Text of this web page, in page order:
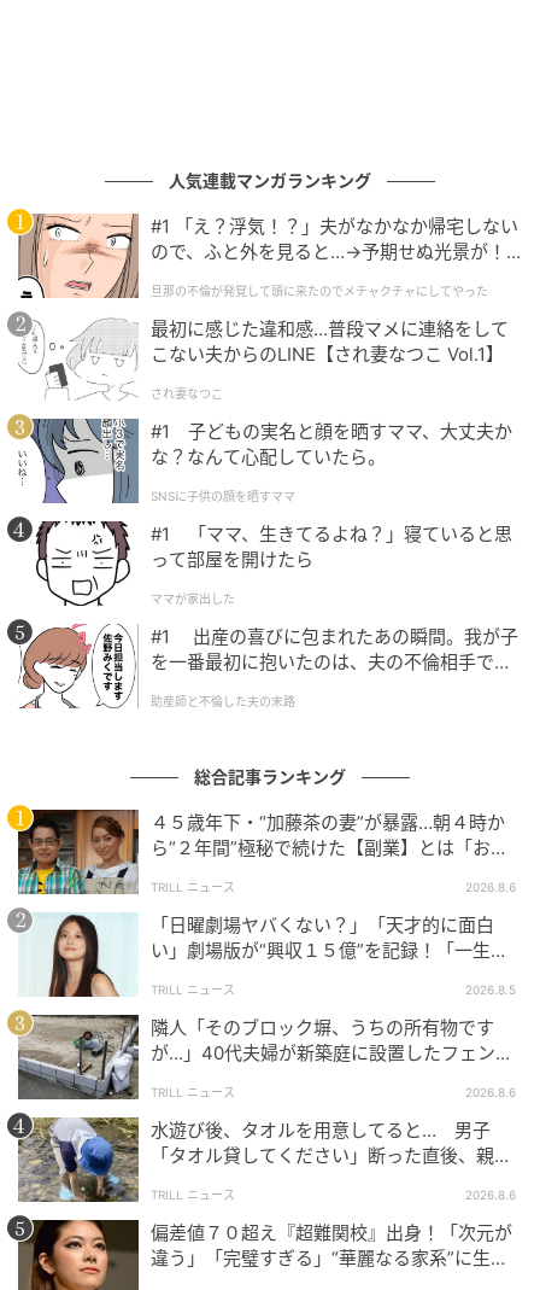
人気連載マンガランキング
#1 「え？浮気！？」夫がなかなか帰宅しない
ので、ふと外を見ると…→予期せぬ光景が！
クチャにしてやった
旦那の不倫が発覚して頭に来たのでメチャクチャにしてやった
最初に感じた違和感…普段マメに連絡をして
こない夫からのLINE【され妻なつこ Vol.1】
され妻なつこ
#1 子どもの実名と顔を晒すママ、大丈夫か
な？なんて心配していたら。
SNSに子供の顔を晒すママ
#1 「ママ、生きてるよね？」寝ていると思
って部屋を開けたら
ママが家出した
#1 出産の喜びに包まれたあの瞬間。我が子
を一番最初に抱いたのは、夫の不倫相手でし
助産師と不倫した夫の末路
総合記事ランキング
４５歳年下・“加藤茶の妻”が暴露…朝４時か
ら“２年間”極秘で続けた【副業】とは「お金
TRILL ニュース 2026.8.6
「日曜劇場ヤバくない？」「天才的に面白
い」劇場版が“興収１５億”を記録！「一生言
TRILL ニュース 2026.8.5
隣人「そのブロック塀、うちの所有物です
が…」40代夫婦が新築庭に設置したフェン
TRILL ニュース 2026.8.6
水遊び後、タオルを用意してると… 男子
「タオル貸してください」断った直後、親が
TRILL ニュース 2026.8.6
偏差値７０超え『超難関校』出身！「次元が
違う」「完璧すぎる」“華麗なる家系”に生ま